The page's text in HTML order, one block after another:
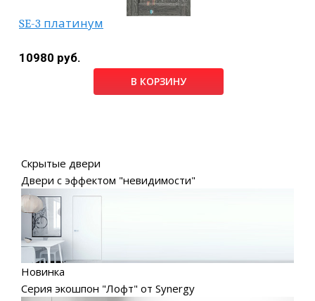
SE-3 платинум
10980 руб.
В КОРЗИНУ
Скрытые двери
Двери с эффектом "невидимости"
Новинка
Серия экошпон "Лофт" от Synergy